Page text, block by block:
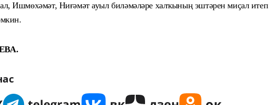
Ишмөхәмәт, Ниғәмәт ауыл биләмәләре халҡының эштәрен миҫал итеп